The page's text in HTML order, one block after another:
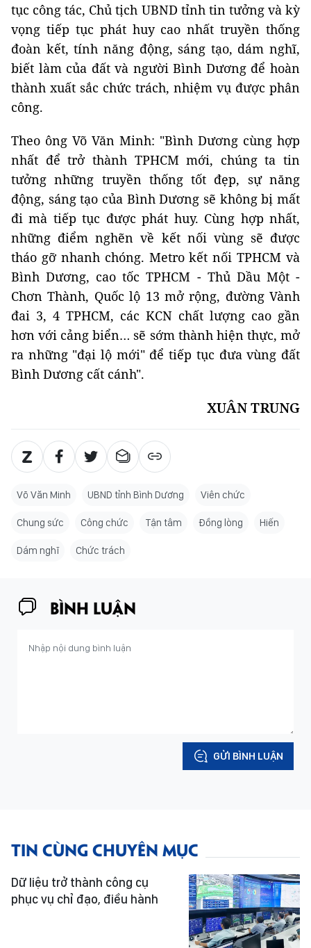
tục công tác, Chủ tịch UBND tỉnh tin tưởng và kỳ
vọng tiếp tục phát huy cao nhất truyền thống
đoàn kết, tính năng động, sáng tạo, dám nghĩ,
biết làm của đất và người Bình Dương để hoàn
thành xuất sắc chức trách, nhiệm vụ được phân
công.
Theo ông Võ Văn Minh: "Bình Dương cùng hợp
nhất để trở thành TPHCM mới, chúng ta tin
tưởng những truyền thống tốt đẹp, sự năng
động, sáng tạo của Bình Dương sẽ không bị mất
đi mà tiếp tục được phát huy. Cùng hợp nhất,
những điểm nghẽn về kết nối vùng sẽ được
tháo gỡ nhanh chóng. Metro kết nối TPHCM và
Bình Dương, cao tốc TPHCM - Thủ Dầu Một -
Chơn Thành, Quốc lộ 13 mở rộng, đường Vành
đai 3, 4 TPHCM, các KCN chất lượng cao gần
hơn với cảng biển… sẽ sớm thành hiện thực, mở
ra những "đại lộ mới" để tiếp tục đưa vùng đất
Bình Dương cất cánh".
XUÂN TRUNG
Võ Văn Minh UBND tỉnh Bình Dương Viên chức
Chung sức Công chức Tận tâm Đồng lòng Hiến
Dám nghĩ Chức trách
BÌNH LUẬN
GỬI BÌNH LUẬN
TIN CÙNG CHUYÊN MỤC
Dữ liệu trở thành công cụ
phục vụ chỉ đạo, điều hành